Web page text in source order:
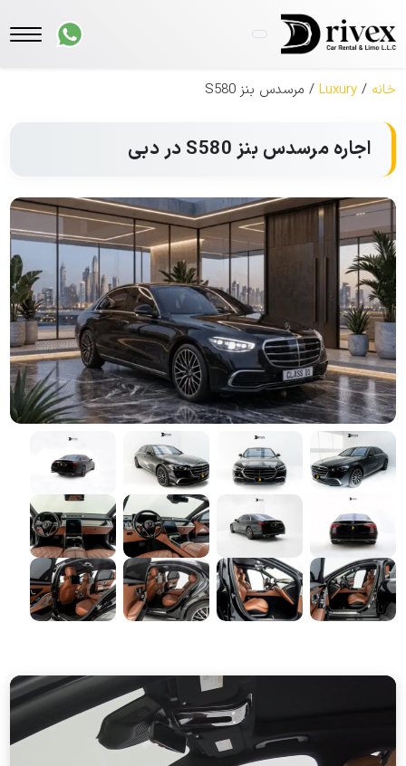
خانه /
Luxury / مرسدس بنز S580
اجاره مرسدس بنز S580 در دبی